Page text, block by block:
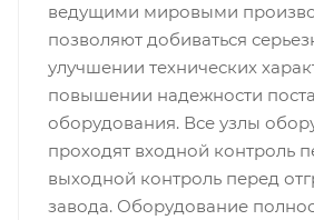
ведущими мировыми
позволяют добиваться
улучшении технических
повышении надежности
оборудования. Все узлы
проходят входной контроль
выходной контроль перед
завода. Оборудование